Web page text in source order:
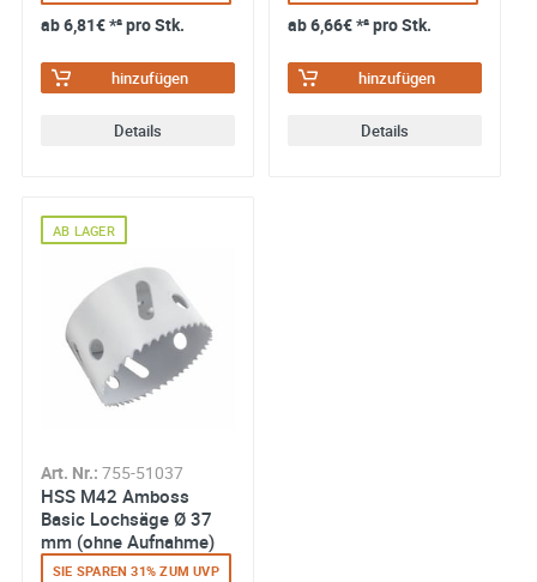
ab6,81€*² pro Stk.
hinzufügen
Details
ab6,66€*² pro Stk.
hinzufügen
Details
Art. Nr.: 755-51037
HSS M42 Amboss
Basic Lochsäge Ø 37
mm (ohne Aufnahme)
AB LAGER
SIE SPAREN 31% ZUM UVP